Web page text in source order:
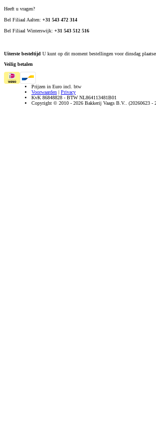
Heeft u vragen?
Bel Filiaal Aalten: +31 543 472 314
Bel Filiaal Winterswijk: +31 543 512 516
Uiterste besteltijd U kunt op dit moment bestellingen voor dinsdag
Veilig betalen
Prijzen in Euro incl. btw
Voorwaarden
Privacy
KvK 86848828 - BTW NL864113481B01
Copyright © 2010 - 2026 Bakkerij Vaags B.V.. (20260623 -